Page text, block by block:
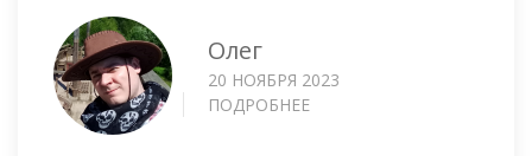
Олег
20 НОЯБРЯ 2023
ПОДРОБНЕЕ